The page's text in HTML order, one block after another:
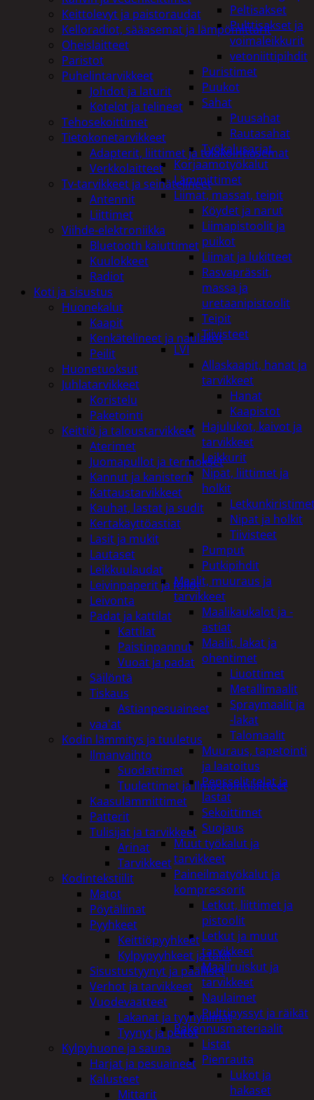
Peltisakset
Pulttisakset ja
voimaleikkurit
vetoniittipihdit
Puristimet
Puukot
Sahat
Puusahat
Rautasahat
Työkalusarjat
Korjaamotyökalut
Lämmittimet
Liimat, massat, teipit
Köydet ja narut
Liimapistoolit ja
puikot
Liimat ja lukitteet
Rasvaprässit,
massa ja
uretaanipistoolit
Teipit
Tiivisteet
LVI
Allaskaapit, hanat ja
tarvikkeet
Hanat
Kaapistot
Hajulukot, kaivot ja
tarvikkeet
Leikkurit
Nipat, liittimet ja
holkit
Nipat ja holkit
Tiivisteet
Pumput
Putkipihdit
Maalit, muuraus ja
tarvikkeet
Maalikaukalot ja -
astiat
Maalit, lakat ja
ohentimet
Liuottimet
Metallimaalit
Spraymaalit ja
-lakat
Talomaalit
Muuraus, tapetointi
ja laatoitus
Pensselit telat ja
lastat
Sekoittimet
Suojaus
Muut työkalut ja
tarvikkeet
Paineilmatyökalut ja
kompressorit
Letkut, liittimet ja
pistoolit
Letkut ja muut
tarvikkeet
Maaliruiskut ja
tarvikkeet
Naulaimet
Pulttipyssyt ja räikät
Rakennusmateriaalit
Listat
Pienrauta
Lukot ja
hakaset
Keittolevyt ja paistoraudat
Kelloradiot, sääasemat ja lämpömittarit
Oheislaitteet
Paristot
Puhelintarvikkeet
Johdot ja laturit
Kotelot ja telineet
Tehosekoittimet
Tietokonetarvikkeet
Adapterit, liittimet ja telakointiasemat
Verkkolaitteet
Tv-tarvikkeet ja seinätelineet
Antennit
Liittimet
Viihde-elektroniikka
Bluetooth kaiuttimet
Kuulokkeet
Radiot
Koti ja sisustus
Huonekalut
Kaapit
Kenkätelineet ja naulakot
Peilit
Huonetuoksut
Juhlatarvikkeet
Koristelu
Paketointi
Keittiö ja taloustarvikkeet
Aterimet
Juomapullot ja termokset
Kannut ja kanisterit
Kattaustarvikkeet
Kauhat, lastat ja sudit
Kertakäyttöastiat
Lasit ja mukit
Lautaset
Leikkuulaudat
Leivinpaperit ja foliot
Leivonta
Padat ja kattilat
Kattilat
Paistinpannut
Vuoat ja padat
Säilöntä
Tiskaus
Astianpesuaineet
vaa'at
Kodin lämmitys ja tuuletus
Ilmanvaihto
Suodattimet
Tuulettimet ja Ilmastointilaitteet
Kaasulämmittimet
Patterit
Tulisijat ja tarvikkeet
Arinat
Tarvikkeet
Kodintekstiilit
Matot
Pöytäliinat
Pyyhkeet
Keittiöpyyhkeet
Kylpypyyhkeet ja takit
Sisustustyynyt ja päälliset
Verhot ja tarvikkeet
Vuodevaatteet
Lakanat ja tyynynlinat
Tyynyt ja peitot
Kylpyhuone ja sauna
Harjat ja pesuaineet
Kalusteet
Mittarit